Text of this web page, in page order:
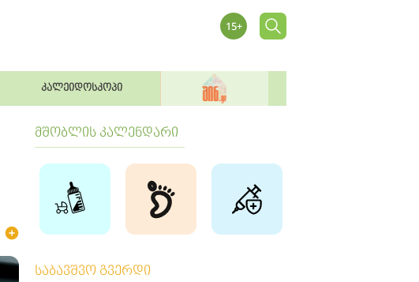
კალეიდოსკოპი
მშობლის კალენდარი
საბავშვო გვერდი